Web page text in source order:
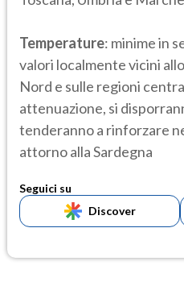
Temperature: minime in
valori localmente vicini
Nord e sulle regioni
attenuazione, si
tenderanno a rinforzare
attorno alla Sardegna
Seguici su
Discover